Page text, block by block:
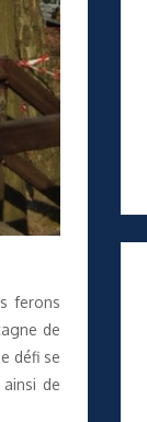
ferons
de
défi se
de